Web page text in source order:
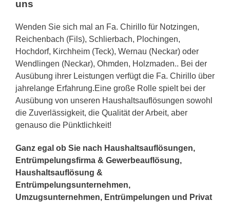
uns
Wenden Sie sich mal an Fa. Chirillo für Notzingen,
Reichenbach (Fils), Schlierbach, Plochingen,
Hochdorf, Kirchheim (Teck), Wernau (Neckar) oder
Wendlingen (Neckar), Ohmden, Holzmaden.. Bei der
Ausübung ihrer Leistungen verfügt die Fa. Chirillo über
jahrelange Erfahrung.Eine große Rolle spielt bei der
Ausübung von unseren Haushaltsauflösungen sowohl
die Zuverlässigkeit, die Qualität der Arbeit, aber
genauso die Pünktlichkeit!
Ganz egal ob Sie nach Haushaltsauflösungen,
Entrümpelungsfirma & Gewerbeauflösung,
Haushaltsauflösung &
Entrümpelungsunternehmen,
Umzugsunternehmen, Entrümpelungen und Privat